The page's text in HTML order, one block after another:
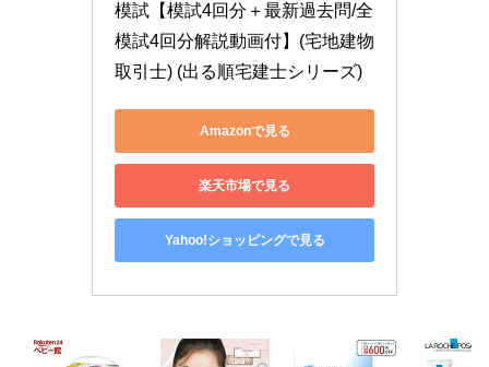
模試【模試4回分＋最新過去問/全
模試4回分解説動画付】(宅地建物
取引士) (出る順宅建士シリーズ)
Amazonで見る
楽天市場で見る
Yahoo!ショッピングで見る